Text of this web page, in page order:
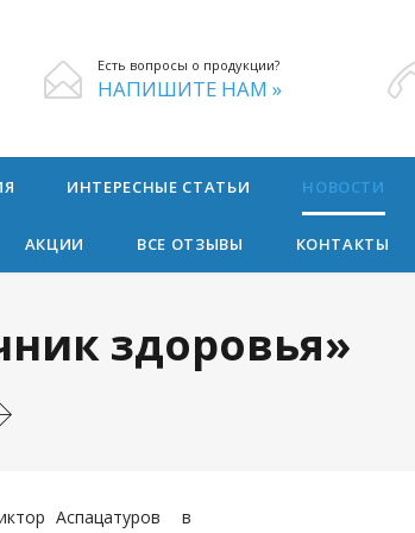
 Есть вопросы о продукции?
НАПИШИТЕ НАМ »
ИНТЕРЕСНЫЕ СТАТЬИ НОВОСТИ
АКЦИИ ВСЕ ОТЗЫВЫ КОНТАКТЫ
здоровья»
Аспацатуров в